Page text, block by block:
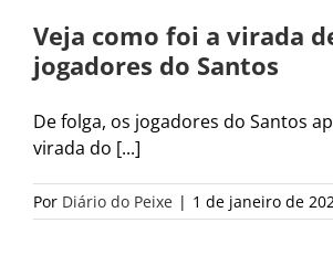
Veja como foi a virada
jogadores do Santos
De folga, os jogadores do Santos
virada do [...]
Por Diário do Peixe | 1 de janeiro de